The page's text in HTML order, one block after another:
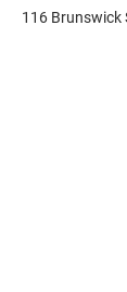
116 Brunswick